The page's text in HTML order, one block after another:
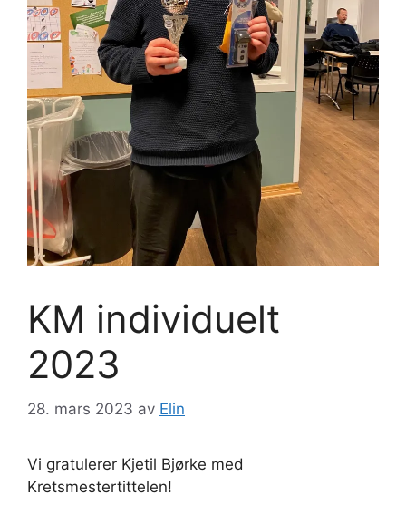
KM individuelt
2023
28. mars 2023 av Elin
Vi gratulerer Kjetil Bjørke med
Kretsmestertittelen!